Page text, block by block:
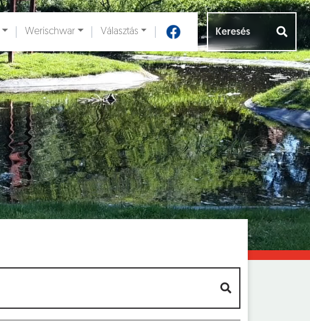
Werischwar Választás
Aloldalak []